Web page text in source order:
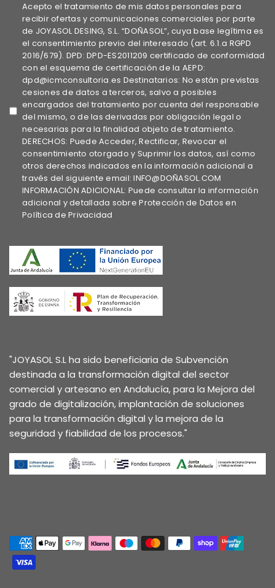
Acepto el tratamiento de mis datos personales para
recibir ofertas y comunicaciones comerciales por parte
de JOYASOL DESING, S.L. “DOÑASOL”, cuya base legítima es
el consentimiento previo del interesado (art. 6.1.a RGPD
2016/679). DPD: DPD-ES2011209 certificado de conformidad
con el esquema de certificación de la AEPD:
dpd@icmconsultoria.es Destinatarios: No están previstas
cesiones de datos a terceros, salvo a posibles
encargados del tratamiento por cuenta del responsable
del mismo, o de las derivadas por obligación legal o
necesarias para la finalidad objeto de tratamiento.
DERECHOS: Puede Acceder, Rectificar, Revocar el
consentimiento otorgado y Suprimir los datos, así como
otros derechos indicados en la información adicional a
través del siguiente email: INFO@DOÑASOL.COM
INFORMACIÓN ADICIONAL: Puede consultar la información
adicional y detallada sobre Protección de Datos en
Política de Privacidad
"JOYASOL S.L ha sido beneficiaria de Subvención
destinada a la transformación digital del sector
comercial y artesano en Andalucía, para la Mejora del
grado de digitalización, implantación de soluciones
para la transformación digital y la mejora de la
seguridad y fiabilidad de los procesos."